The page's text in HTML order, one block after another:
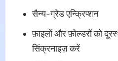
सैन्य-ग्रेड एन्क्रिप्शन
फ़ाइलों और फ़ोल्डरों को
सिंक्रनाइज़ करें